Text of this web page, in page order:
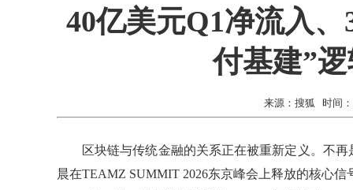
40亿美元Q1净流入
付基建”
来源：搜狐 时间
区块链与传统金融的关系正在被重新定义。不
晨在TEAMZ SUMMIT 2026东京峰会上释放的核心信